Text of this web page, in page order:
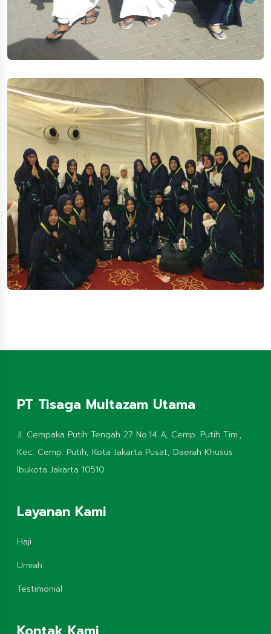
PT Tisaga Multazam Utama
Jl. Cempaka Putih Tengah 27 No.14 A, Cemp. Putih Tim.,
Kec. Cemp. Putih, Kota Jakarta Pusat, Daerah Khusus
Ibukota Jakarta 10510
Layanan Kami
Haji
Umrah
Testimonial